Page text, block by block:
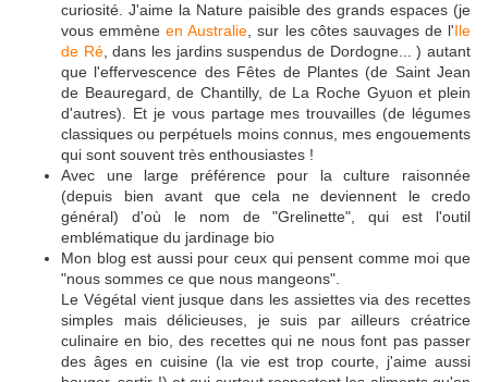
curiosité. J'aime la Nature paisible des grands espaces (je
vous emmèneen Australie , sur les côtes sauvages de l'Ile
de Ré, dans les jardins suspendus de Dordogne... ) autant
que l'effervescence des Fêtes de Plantes (de Saint Jean
de Beauregard, de Chantilly, de La Roche Gyuon et plein
d'autres). Et je vous partage mes trouvailles (de légumes
classiques ou perpétuels moins connus, mes engouements
qui sont souvent très enthousiastes !
Avec une large préférence pour la culture raisonnée
(depuis bien avant que cela ne deviennent le credo
général) d'où le nom de "Grelinette", qui est l'outil
emblématique du jardinage bio
Mon blog est aussi pour ceux qui pensent comme moi que
"nous sommes ce que nous mangeons".
Le Végétal vient jusque dans les assiettes via des recettes
simples mais délicieuses, je suis par ailleurs créatrice
culinaire en bio, des recettes qui ne nous font pas passer
des âges en cuisine (la vie est trop courte, j'aime aussi